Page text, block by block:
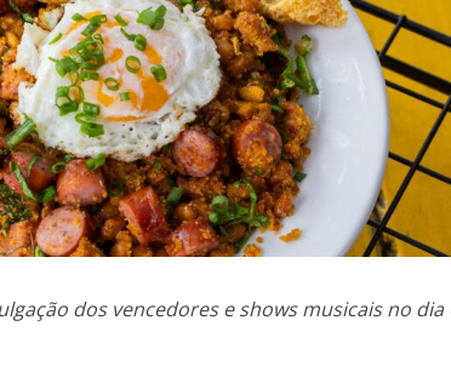
dos vencedores e shows musicais no dia